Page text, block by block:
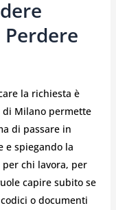
la richiesta è
di Milano permette
di passare in
e spiegando la
chi lavora, per
capire subito se
o documenti